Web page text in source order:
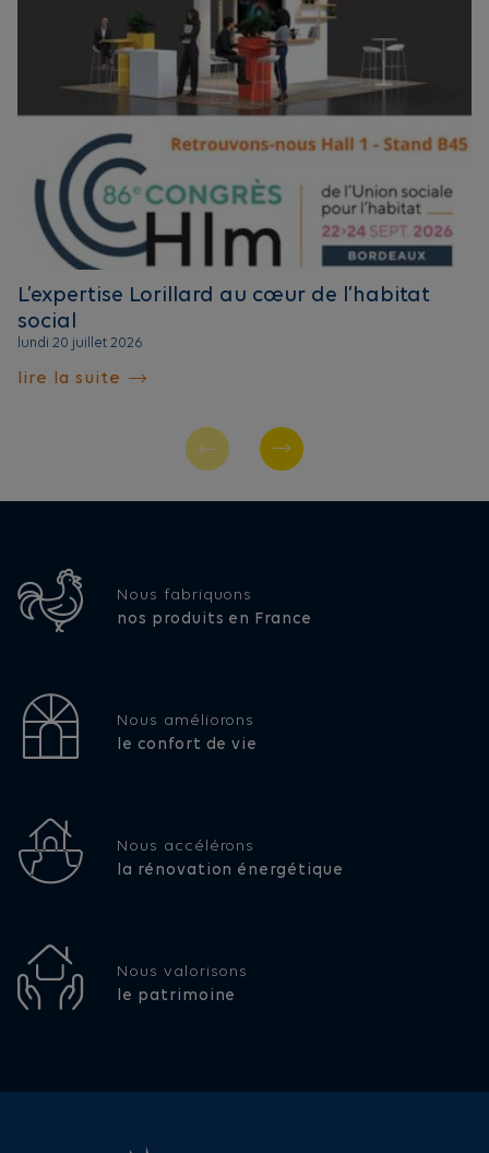
L’expertise Lorillard au cœur de l’habitat
social
lundi 20 juillet 2026
lire la suite
Nous fabriquons
nos produits en France
Nous améliorons
le confort de vie
Nous accélérons
la rénovation énergétique
Nous valorisons
le patrimoine